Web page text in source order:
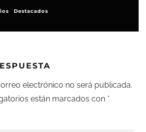
Destacados
electrónico no será publicada.
están marcados con *